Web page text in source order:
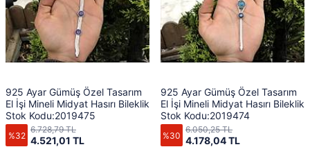
925 Ayar Gümüş Özel Tasarım
El İşi Mineli Midyat Hasırı Bileklik
Stok Kodu:2019475
%32 4.521,01 TL
6.728,79 TL
925 Ayar Gümüş Özel Tasarım
El İşi Mineli Midyat Hasırı Bileklik
Stok Kodu:2019474
%30 4.178,04 TL
6.050,25 TL